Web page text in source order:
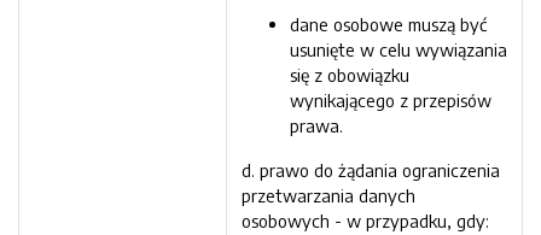
dane osobowe muszą być
usunięte w celu wywiązania
się z obowiązku
wynikającego z przepisów
prawa.
d. prawo do żądania ograniczenia
przetwarzania danych
osobowych - w przypadku, gdy: